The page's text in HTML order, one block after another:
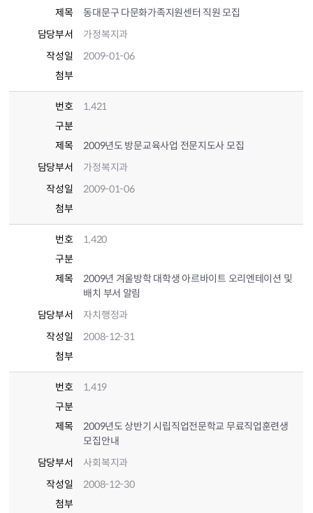
제목
동대문구 다문화가족지원센터 직원 모집
담당부서
가정복지과
작성일
2009-01-06
첨부
번호
1,421
구분
제목
2009년도 방문교육사업 전문지도사 모집
담당부서
가정복지과
작성일
2009-01-06
첨부
번호
1,420
구분
제목
2009년 겨울방학 대학생 아르바이트 오리엔테이션 및
배치 부서 알림
담당부서
자치행정과
작성일
2008-12-31
첨부
번호
1,419
구분
제목
2009년도 상반기 시립직업전문학교 무료직업훈련생
모집안내
담당부서
사회복지과
작성일
2008-12-30
첨부